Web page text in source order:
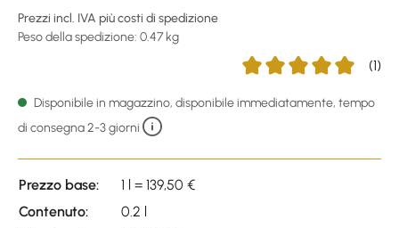
Prezzi incl. IVA più costi di spedizione
Peso della spedizione: 0.47 kg
(1)
Disponibile in magazzino, disponibile immediatamente, tempo
di consegna 2-3 giorni
Prezzo base:
1 l = 139,50 €
Contenuto:
0.2 l